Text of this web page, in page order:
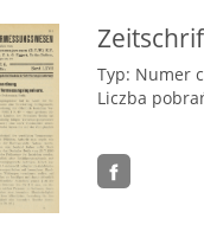
Typ: Numer
Liczba